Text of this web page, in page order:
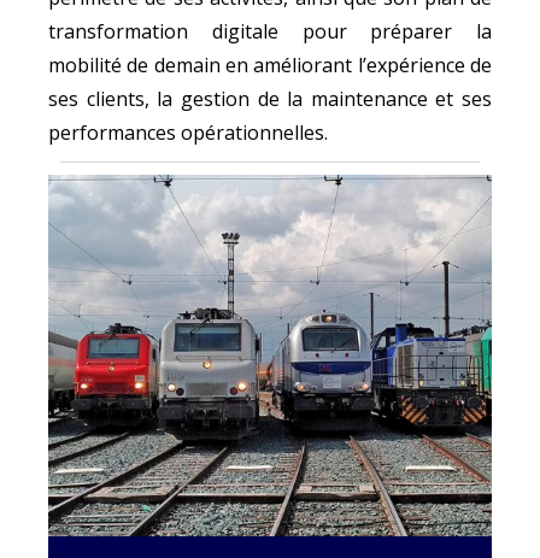
transformation digitale pour préparer la
mobilité de demain en améliorant l’expérience de
ses clients, la gestion de la maintenance et ses
performances opérationnelles.